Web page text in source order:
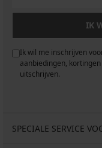
IK
Ik wil me inschrijven
aanbiedingen,
uitschrijven.
SPECIALE SERVICE